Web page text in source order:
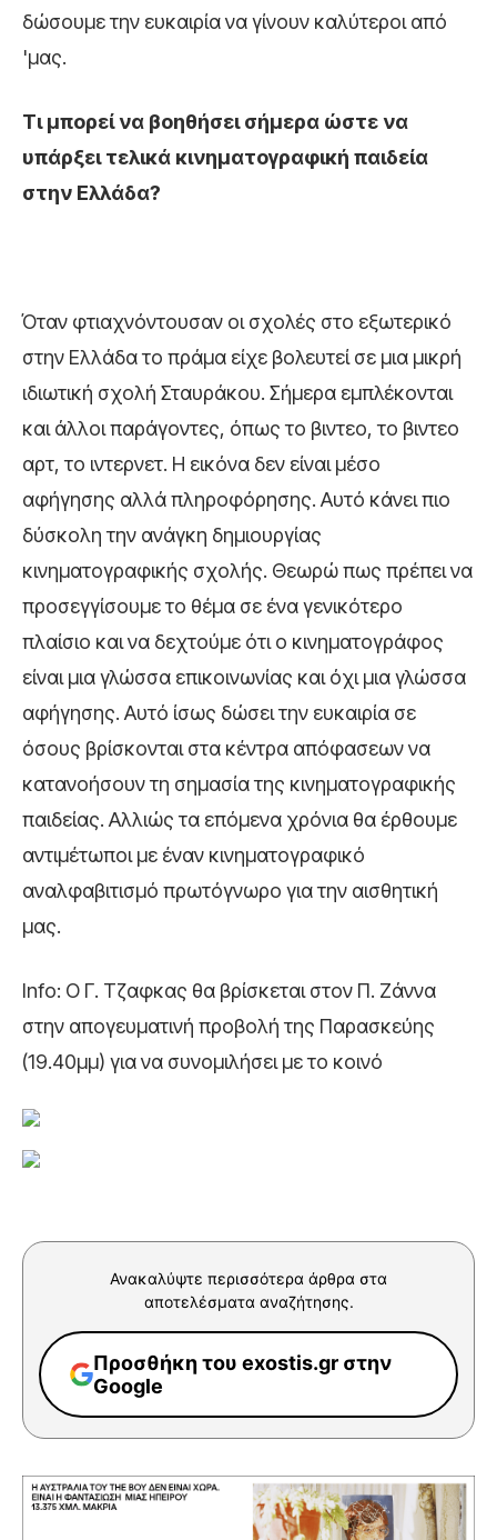
δώσουμε την ευκαιρία να γίνουν καλύτεροι από
'μας.
Τι μπορεί να βοηθήσει σήμερα ώστε να
υπάρξει τελικά κινηματογραφική παιδεία
στην Ελλάδα?
Όταν φτιαχνόντουσαν οι σχολές στο εξωτερικό
στην Ελλάδα το πράμα είχε βολευτεί σε μια μικρή
ιδιωτική σχολή Σταυράκου. Σήμερα εμπλέκονται
και άλλοι παράγοντες, όπως το βιντεο, το βιντεο
αρτ, το ιντερνετ. Η εικόνα δεν είναι μέσο
αφήγησης αλλά πληροφόρησης. Αυτό κάνει πιο
δύσκολη την ανάγκη δημιουργίας
κινηματογραφικής σχολής. Θεωρώ πως πρέπει να
προσεγγίσουμε το θέμα σε ένα γενικότερο
πλαίσιο και να δεχτούμε ότι ο κινηματογράφος
είναι μια γλώσσα επικοινωνίας και όχι μια γλώσσα
αφήγησης. Αυτό ίσως δώσει την ευκαιρία σε
όσους βρίσκονται στα κέντρα απόφασεων να
κατανοήσουν τη σημασία της κινηματογραφικής
παιδείας. Αλλιώς τα επόμενα χρόνια θα έρθουμε
αντιμέτωποι με έναν κινηματογραφικό
αναλφαβιτισμό πρωτόγνωρο για την αισθητική
μας.
Info: Ο Γ. Τζαφκας θα βρίσκεται στον Π. Ζάννα
στην απογευματινή προβολή της Παρασκεύης
(19.40μμ) για να συνομιλήσει με το κοινό
Ανακαλύψτε περισσότερα άρθρα στα
αποτελέσματα αναζήτησης.
Προσθήκη του exostis.gr στην
Google